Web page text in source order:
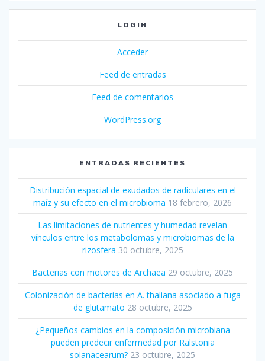
LOGIN
Acceder
Feed de entradas
Feed de comentarios
WordPress.org
ENTRADAS RECIENTES
Distribución espacial de exudados de radiculares en el
maíz y su efecto en el microbioma 18 febrero, 2026
Las limitaciones de nutrientes y humedad revelan
vínculos entre los metabolomas y microbiomas de la
rizosfera 30 octubre, 2025
Bacterias con motores de Archaea 29 octubre, 2025
Colonización de bacterias en A. thaliana asociado a fuga
de glutamato 28 octubre, 2025
¿Pequeños cambios en la composición microbiana
pueden predecir enfermedad por Ralstonia
solanacearum? 23 octubre, 2025